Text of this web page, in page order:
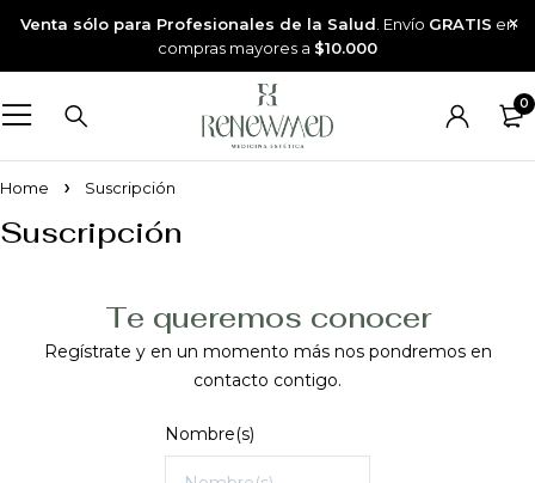
Venta sólo para Profesionales de la Salud . Envío GRATIS en
compras mayores a $10.000
0
Home Suscripción
Suscripción
Te queremos conocer
Regístrate y en un momento más nos pondremos en
contacto contigo.
Nombre(s)